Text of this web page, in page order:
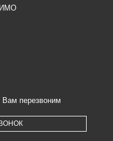
перезвоним